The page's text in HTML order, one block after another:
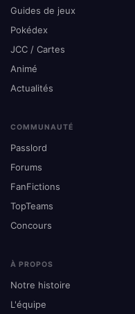
Guides de jeux
Pokédex
JCC / Cartes
Animé
Actualités
COMMUNAUTÉ
Passlord
Forums
FanFictions
TopTeams
Concours
À PROPOS
Notre histoire
L'équipe